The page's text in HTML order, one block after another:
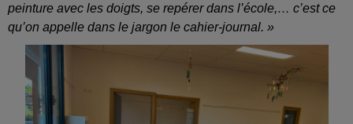
peinture avec les doigts, se repérer dans l’école,… c’est ce
qu’on appelle dans le jargon le cahier-journal. »